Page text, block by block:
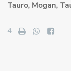
Tauro, Mogan,
4